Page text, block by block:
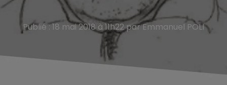
Publié : 18 mai 2018 à 11h22 par Emmanuel POLI